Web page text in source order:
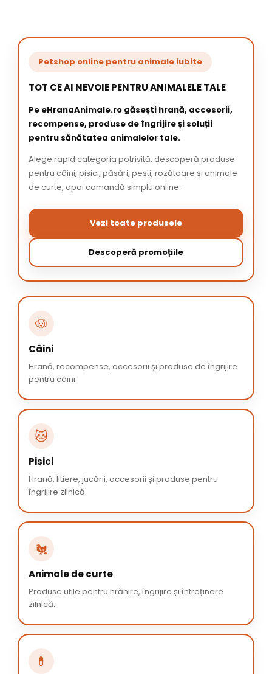
Petshop online pentru animale iubite
TOT CE AI NEVOIE PENTRU ANIMALELE TALE
Pe eHranaAnimale.ro găsești hrană, accesorii,
recompense, produse de îngrijire și soluții
pentru sănătatea animalelor tale.
Alege rapid categoria potrivită, descoperă produse
pentru câini, pisici, păsări, pești, rozătoare și animale
de curte, apoi comandă simplu online.
Vezi toate produsele
Descoperă promoțiile
🐶
Câini
Hrană, recompense, accesorii și produse de îngrijire
pentru câini.
🐱
Pisici
Hrană, litiere, jucării, accesorii și produse pentru
îngrijire zilnică.
🐔
Animale de curte
Produse utile pentru hrănire, îngrijire și întreținere
zilnică.
💊